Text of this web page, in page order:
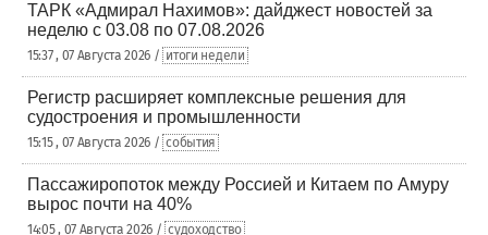
ТАРК «Адмирал Нахимов»: дайджест новостей за
неделю с 03.08 по 07.08.2026
15:37 , 07 Августа 2026 / итоги недели
Регистр расширяет комплексные решения для
судостроения и промышленности
15:15 , 07 Августа 2026 / события
Пассажиропоток между Россией и Китаем по Амуру
вырос почти на 40%
14:05 , 07 Августа 2026 / судоходство